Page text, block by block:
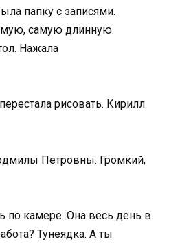
папку с записями.
самую длинную.
Нажала
рисовать. Кирилл
Петровны. Громкий,
по камере. Она весь день в
Тунеядка. А ты